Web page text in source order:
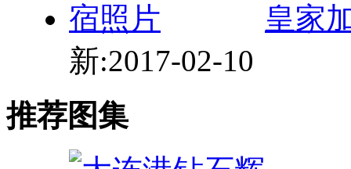
皇家
新:2017-02-10
推荐图集